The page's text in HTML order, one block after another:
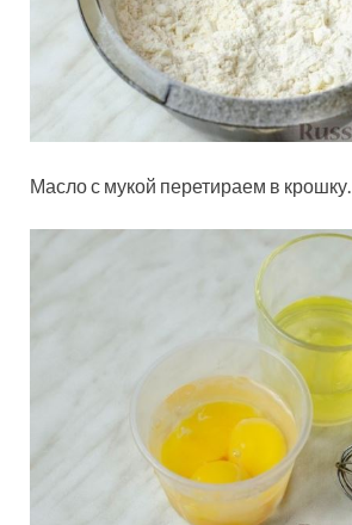
Масло с мукой перетираем в крошку.